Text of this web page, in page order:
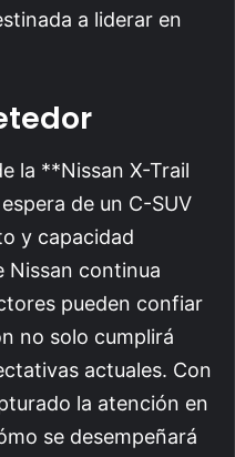
a liderar en
la **Nissan X-Trail
de un C-SUV
y capacidad
Nissan continua
pueden confiar
no solo cumplirá
actuales. Con
la atención en
se desempeñará